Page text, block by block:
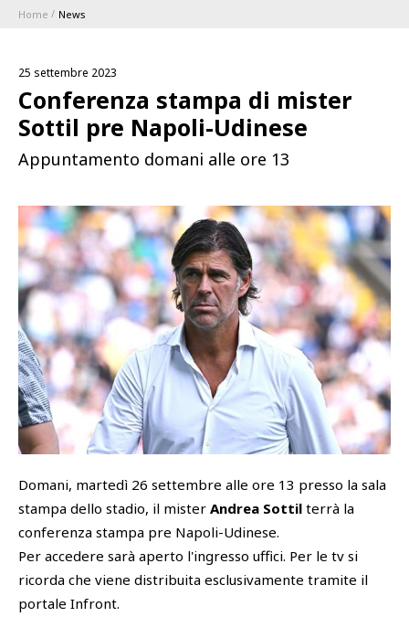
1896 MEMBERSHIP PROGRAM
STAGIONE
Serie A
Coppa Italia
Calendari e Risultati
Classifiche
Cattedra Universidad Europea
Esports
BLUENERGY STADIUM
MEETING CENTER
SPONSOR
SQUADRE
SHOP
PHOTOGALLERY
Home News
25 settembre 2023
Conferenza stampa di mister
Sottil pre Napoli-Udinese
Appuntamento domani alle ore 13
Domani, martedì 26 settembre alle ore 13 presso la sala
stampa dello stadio, il mister Andrea Sottil terrà la
conferenza stampa pre Napoli-Udinese.
Per accedere sarà aperto l'ingresso uffici. Per le tv si
ricorda che viene distribuita esclusivamente tramite il
portale Infront.